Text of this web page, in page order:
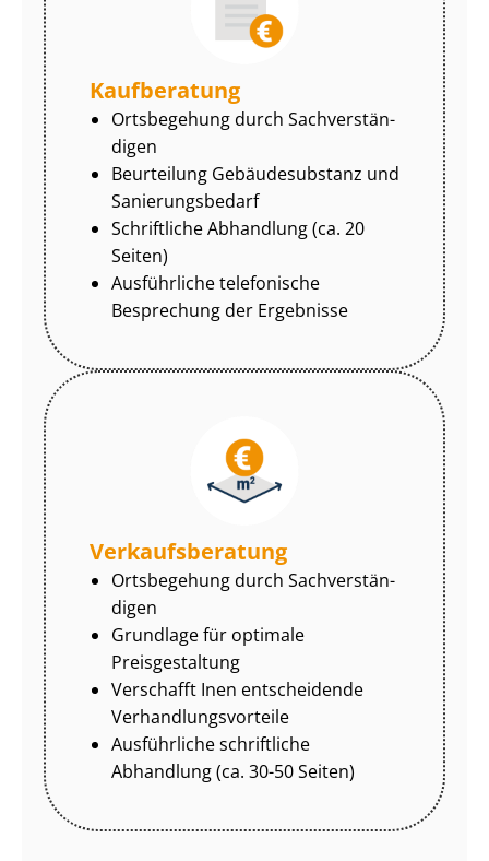
Kaufberatung
Ortsbegehung durch Sach­ver­stän­
di­gen
Beurteilung Gebäudesubstanz und
Sa­nie­rungs­be­darf
Schriftliche Abhandlung (ca. 20
Seiten)
Ausführliche telefonische
Besprechung der Ergebnisse
Ver­kaufs­be­ra­tung
Ortsbegehung durch Sach­ver­stän­
di­gen
Grundlage für optimale
Preisgestaltung
Verschafft Inen entscheidende
Ver­hand­lungs­vor­tei­le
Ausführliche schriftliche
Abhandlung (ca. 30-50 Seiten)